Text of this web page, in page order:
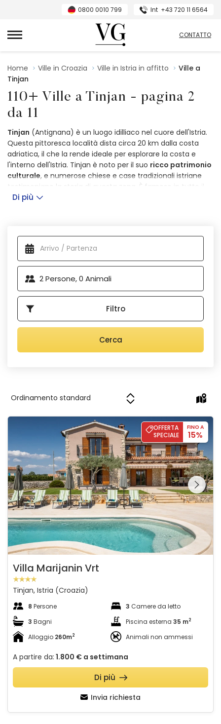
0800 0010 799 Int +43 720 11 6564
Villas Guide
CONTATTO
Home Ville in Croazia Ville in Istria in affitto
Ville a
Tinjan
110+ Ville a Tinjan - pagina 2
da 11
Tinjan (Antignana) è un luogo idilliaco nel cuore dell'Istria.
Questa pittoresca località dista circa 20 km dalla costa
adriatica, il che la rende ideale per esplorare la costa e
l'interno dell'Istria. Tinjan è noto per il suo ricco patrimonio
culturale, e numerose chiese e case tradizionali istriane
testimoniano la storia di questa zona. È famoso in tutto il
mondo per la
rendono una destinazione ideale per gli
naturae delle attività all'aria aperta. Se siete alla ricerca di
una vacanza rilassante in un ambiente tranquillo, Tinjan è il
luogo che fa per voi.
Di più
Alloggi disponibili
2Persone,0 Animali
Filtro
Cerca
OFFERTA
SPECIALE
FINO A
15%
Guardate l'intera
galleria sulla
Villa Marijanin Vrt
Tinjan, Istria (Croazia)
8 Persone 3 Camere da letto
3 Bagni Piscina esterna 35 m2
Alloggio 260m2 Animali non ammessi
A partire da: 1.800 € a settimana
Invia richiesta
Di più